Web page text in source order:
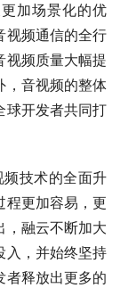
加场景化的优
视频通信的全行
视频质量大幅提
，音视频的整体
球开发者共同打
技术的全面升
程更加容易，更
，融云不断加大
入，并始终坚持
者释放出更多的